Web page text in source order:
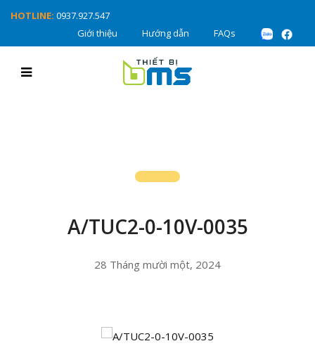
HOTLINE: 0937.927.547
Giới thiệu
Hướng dẫn FAQs
A/TUC2-0-10V-0035
28 Tháng mười một, 2024